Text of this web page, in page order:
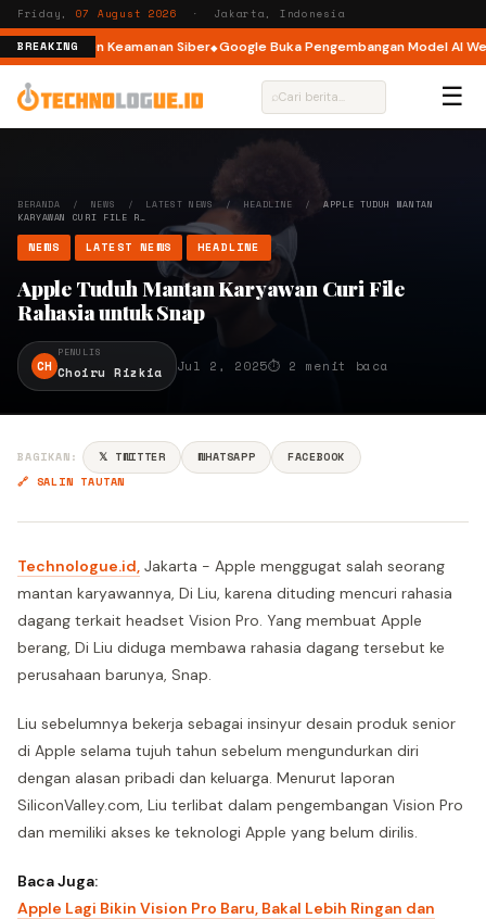
Friday, 07 August 2026 · Jakarta, Indonesia
BREAKING
Insiden Keamanan Siber Google Buka Pengembangan Model AI
⌕ ☰
BERANDA / NEWS / LATEST NEWS / HEADLINE /APPLE TUDUH MANTAN
KARYAWAN CURI FILE R…
NEWS LATEST NEWS HEADLINE
Apple Tuduh Mantan Karyawan Curi File
Rahasia untuk Snap
CH
PENULIS
Choiru Rizkia Jul 2, 2025⏱ 2 menit baca
BAGIKAN: 𝕏 TWITTER WHATSAPP
FACEBOOK
🔗 SALIN TAUTAN
Technologue.id, Jakarta - Apple menggugat salah seorang
mantan karyawannya, Di Liu, karena dituding mencuri rahasia
dagang terkait headset Vision Pro. Yang membuat Apple
berang, Di Liu diduga membawa rahasia dagang tersebut ke
perusahaan barunya, Snap.
Liu sebelumnya bekerja sebagai insinyur desain produk senior
di Apple selama tujuh tahun sebelum mengundurkan diri
dengan alasan pribadi dan keluarga. Menurut laporan
SiliconValley.com, Liu terlibat dalam pengembangan Vision Pro
dan memiliki akses ke teknologi Apple yang belum dirilis.
Baca Juga:
Apple Lagi Bikin Vision Pro Baru, Bakal Lebih Ringan dan